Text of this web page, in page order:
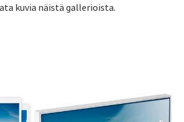
kuvia näistä gallerioista.